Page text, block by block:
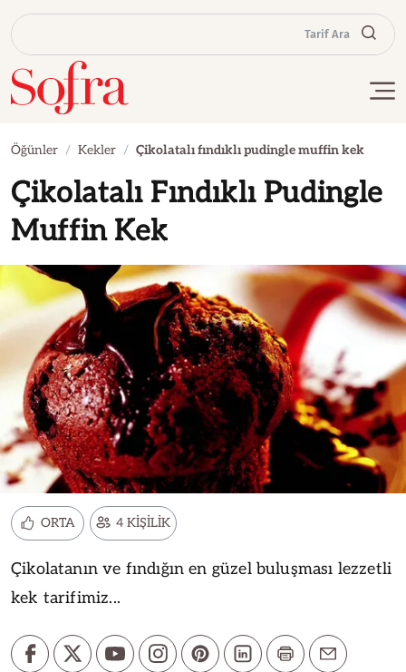
Tarif Ara
Öğünler Kekler Çikolatalı fındıklı pudingle muffin kek
Çikolatalı Fındıklı Pudingle
Muffin Kek
ORTA 4 KİŞİLİK
Çikolatanın ve fındığın en güzel buluşması lezzetli
kek tarifimiz...